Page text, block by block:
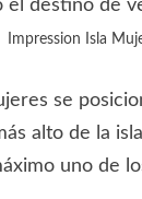
Impression Isla
se
alto de la
uno de